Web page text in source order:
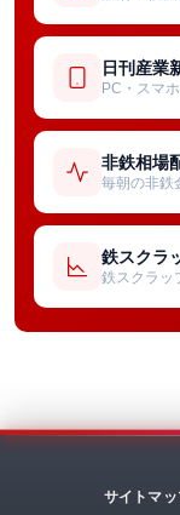
日刊産業
PC・スマ
非鉄相場
毎朝の非鉄
鉄スクラ
鉄スクラッ
サイトマ